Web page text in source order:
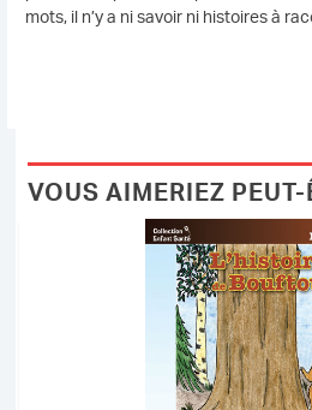
mots, il n’y a ni savoir ni histoires à
VOUS AIMERIEZ PEUT-